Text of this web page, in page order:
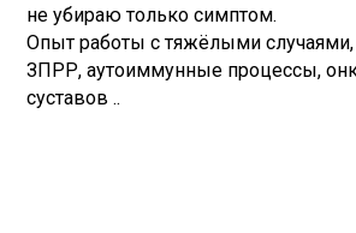
не убираю только симптом.
Опыт работы с тяжёлыми
ЗПРР, аутоиммунные процессы,
суставов ..